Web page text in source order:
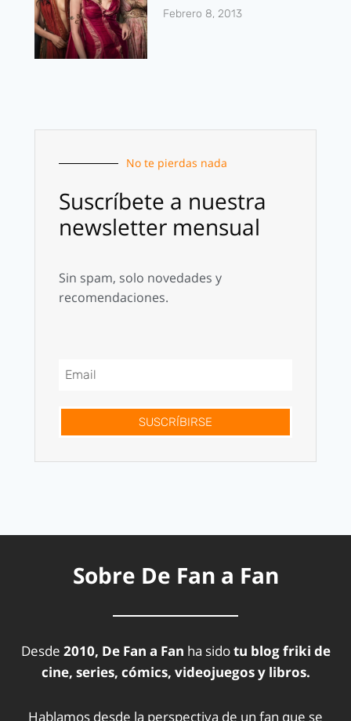
Febrero 8, 2013
No te pierdas nada
Suscríbete a nuestra
newsletter mensual
Sin spam, solo novedades y
recomendaciones.
SUSCRÍBIRSE
Sobre De Fan a Fan
Desde 2010, De Fan a Fan ha sidotu blog friki de
cine, series, cómics, videojuegos y libros.
Hablamos desde la perspectiva de un fan que se